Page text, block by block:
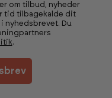
om tilbud, nyheder
tid tilbagekalde dit
nyhedsbrevet. Du
.